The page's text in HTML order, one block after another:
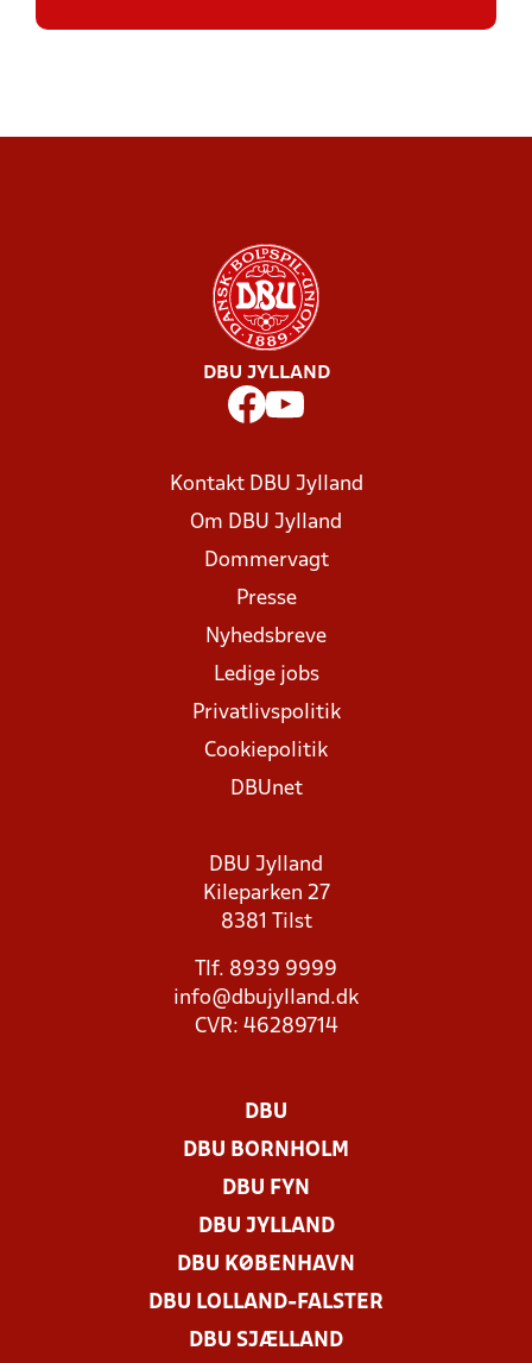
DBU JYLLAND
Kontakt DBU Jylland
Om DBU Jylland
Dommervagt
Presse
Nyhedsbreve
Ledige jobs
Privatlivspolitik
Cookiepolitik
DBUnet
DBU Jylland
Kileparken 27
8381 Tilst
Tlf. 8939 9999
info@dbujylland.dk
CVR: 46289714
DBU
DBU BORNHOLM
DBU FYN
DBU JYLLAND
DBU KØBENHAVN
DBU LOLLAND-FALSTER
DBU SJÆLLAND